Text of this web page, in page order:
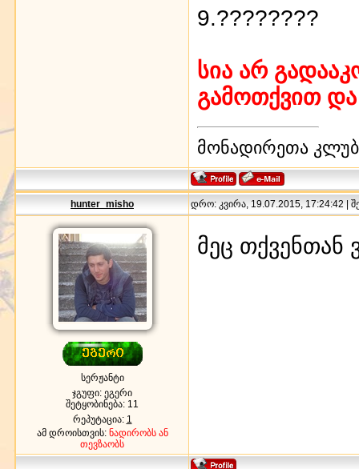
9.????????
სია არ
გამოთქვით და
მონადირეთა
hunter_misho დრო: კვირა, 19.07.2015, 17:24:42 |
სერჟანტი
ჯგუფი: ეგერი
შეტყობინება: 11
რეპუტაცია: 1
ამ დროისთვის: ნადირობს ან
თევზაობს
მეც თქვენთან